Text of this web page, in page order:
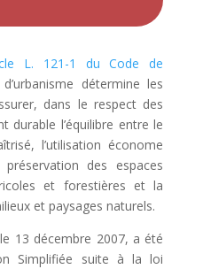
L. 121-1 du Code de
détermine les
dans le respect des
durable l’équilibre entre le
l’utilisation économe
des espaces
et forestières et la
et paysages naturels.
13 décembre 2007, a été
Simplifiée suite à la loi